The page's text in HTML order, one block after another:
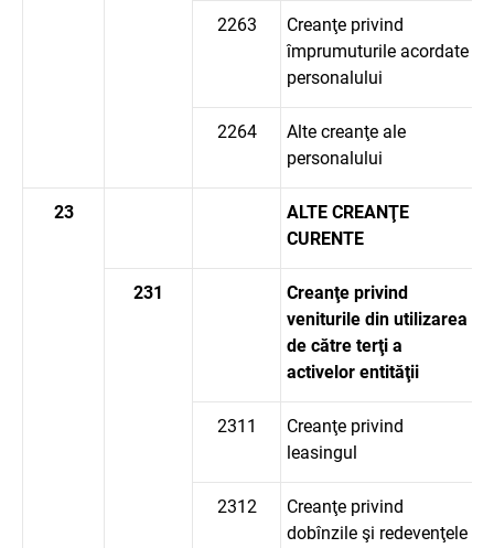
2263
Creanţe privind
împrumuturile acordate
personalului
2264
Alte creanţe ale
personalului
23
ALTE CREANŢE
CURENTE
231
Creanţe privind
veniturile din utilizarea
de către terţi a
activelor entităţii
2311
Creanţe privind
leasingul
2312
Creanţe privind
dobînzile şi redevenţele